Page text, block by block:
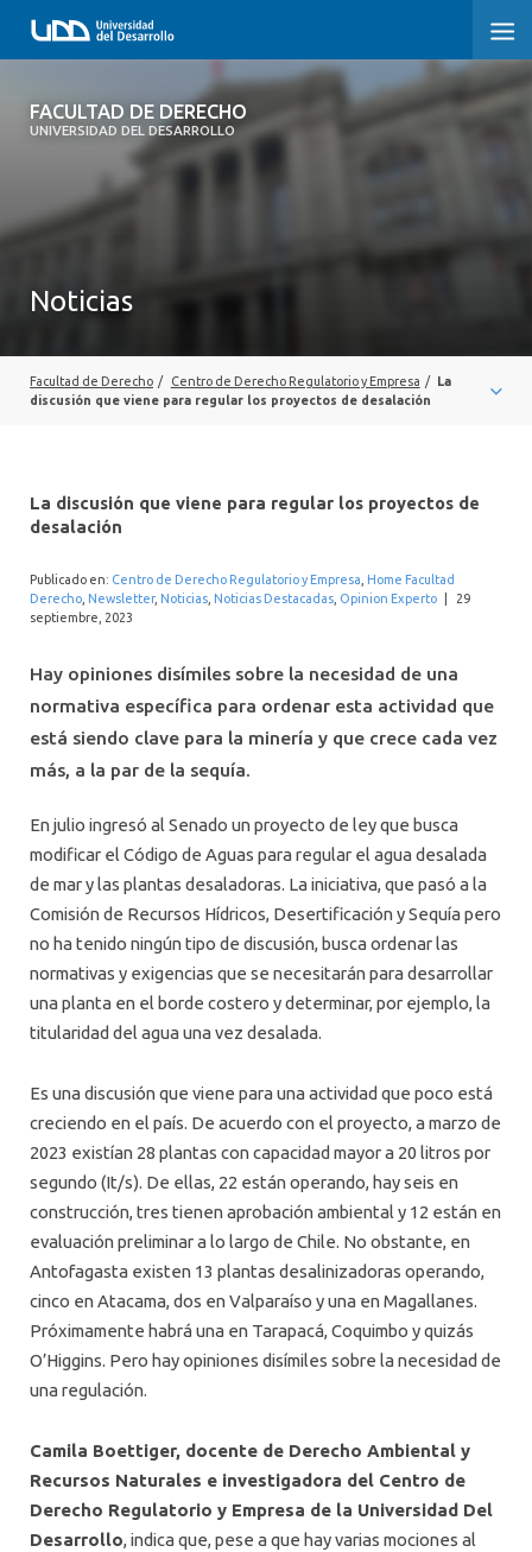
FACULTAD DE DERECHO
UNIVERSIDAD DEL DESARROLLO
FACULTAD DE DERECHO
SOBRE LA FACULTAD
PROFESORES
INTERNACIONAL
Noticias
Facultad de Derecho / Centro de Derecho Regulatorio y Empresa / La
discusión que viene para regular los proyectos de desalación
La discusión que viene para regular los proyectos de
desalación
Publicado en: Centro de Derecho Regulatorio y Empresa Home Facultad
Derecho Newsletter, Noticias Noticias Destacadas Opinion Experto
29
septiembre, 2023
Hay opiniones disímiles sobre la necesidad de una
normativa específica para ordenar esta actividad que
está siendo clave para la minería y que crece cada vez
más, a la par de la sequía.
En julio ingresó al Senado un proyecto de ley que busca
modificar el Código de Aguas para regular el agua desalada
de mar y las plantas desaladoras. La iniciativa, que pasó a la
Comisión de Recursos Hídricos, Desertificación y Sequía pero
no ha tenido ningún tipo de discusión, busca ordenar las
normativas y exigencias que se necesitarán para desarrollar
una planta en el borde costero y determinar, por ejemplo, la
titularidad del agua una vez desalada.
Es una discusión que viene para una actividad que poco está
creciendo en el país. De acuerdo con el proyecto, a marzo de
2023 existían 28 plantas con capacidad mayor a 20 litros por
segundo (It/s). De ellas, 22 están operando, hay seis en
construcción, tres tienen aprobación ambiental y 12 están en
evaluación preliminar a lo largo de Chile. No obstante, en
Antofagasta existen 13 plantas desalinizadoras operando,
cinco en Atacama, dos en Valparaíso y una en Magallanes.
Próximamente habrá una en Tarapacá, Coquimbo y quizás
O’Higgins. Pero hay opiniones disímiles sobre la necesidad de
una regulación.
Camila Boettiger, docente de Derecho Ambiental y
Recursos Naturales e investigadora del Centro de
Derecho Regulatorio y Empresa de la Universidad Del
Desarrollo, indica que, pese a que hay varias mociones al